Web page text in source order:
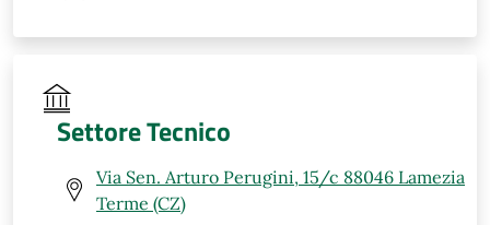
Settore Tecnico
Via Sen. Arturo Perugini, 15/c 88046 Lamezia
Terme (CZ)